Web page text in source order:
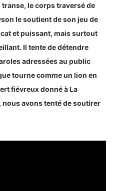
le corps traversé de
le soutient de son jeu de
et puissant, mais surtout
Il tente de détendre
adressées au public
tourne comme un lion en
fiévreux donné à La
avons tenté de soutirer